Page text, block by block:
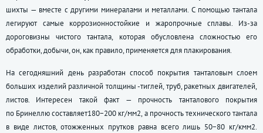
шихты — вместе с другими минералами и металлами. С помощью тантала
легируют самые коррозионностойкие и жаропрочные сплавы. Из-за
дороговизны чистого тантала, которая обусловлена сложностью его
обработки, добычи, он, как правило, применяется для плакирования.
На сегодняшний день разработан способ покрытия танталовым слоем
больших изделий различной толщины -тиглей, труб, ракетных двигателей,
листов. Интересен такой факт — прочность танталового покрытия
по Бринеллю составляет180−200 кг/мм2, а прочность технического тантала
в виде листов, отожженных прутков равна всего лишь 50−80 кг/кмм2.